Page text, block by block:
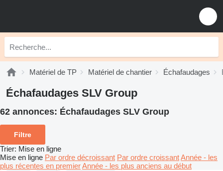
Matériel de TP Matériel de chantier Échafaudages
Échafaudages SLV Group
62 annonces: Échafaudages SLV Group
Filtre
Trier: Mise en ligne
Mise en ligne Par ordre décroissant Par ordre croissantAnnée - les
plus récentes en premierAnnée - les plus anciens au début